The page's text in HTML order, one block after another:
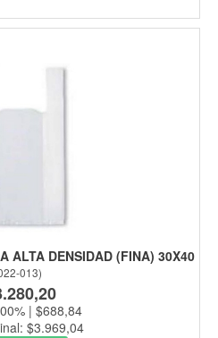
ALTA DENSIDAD (FINA) 30X40
013)
| $688,84
$3.969,04